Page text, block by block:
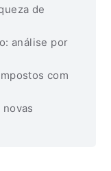
de
análise por
com